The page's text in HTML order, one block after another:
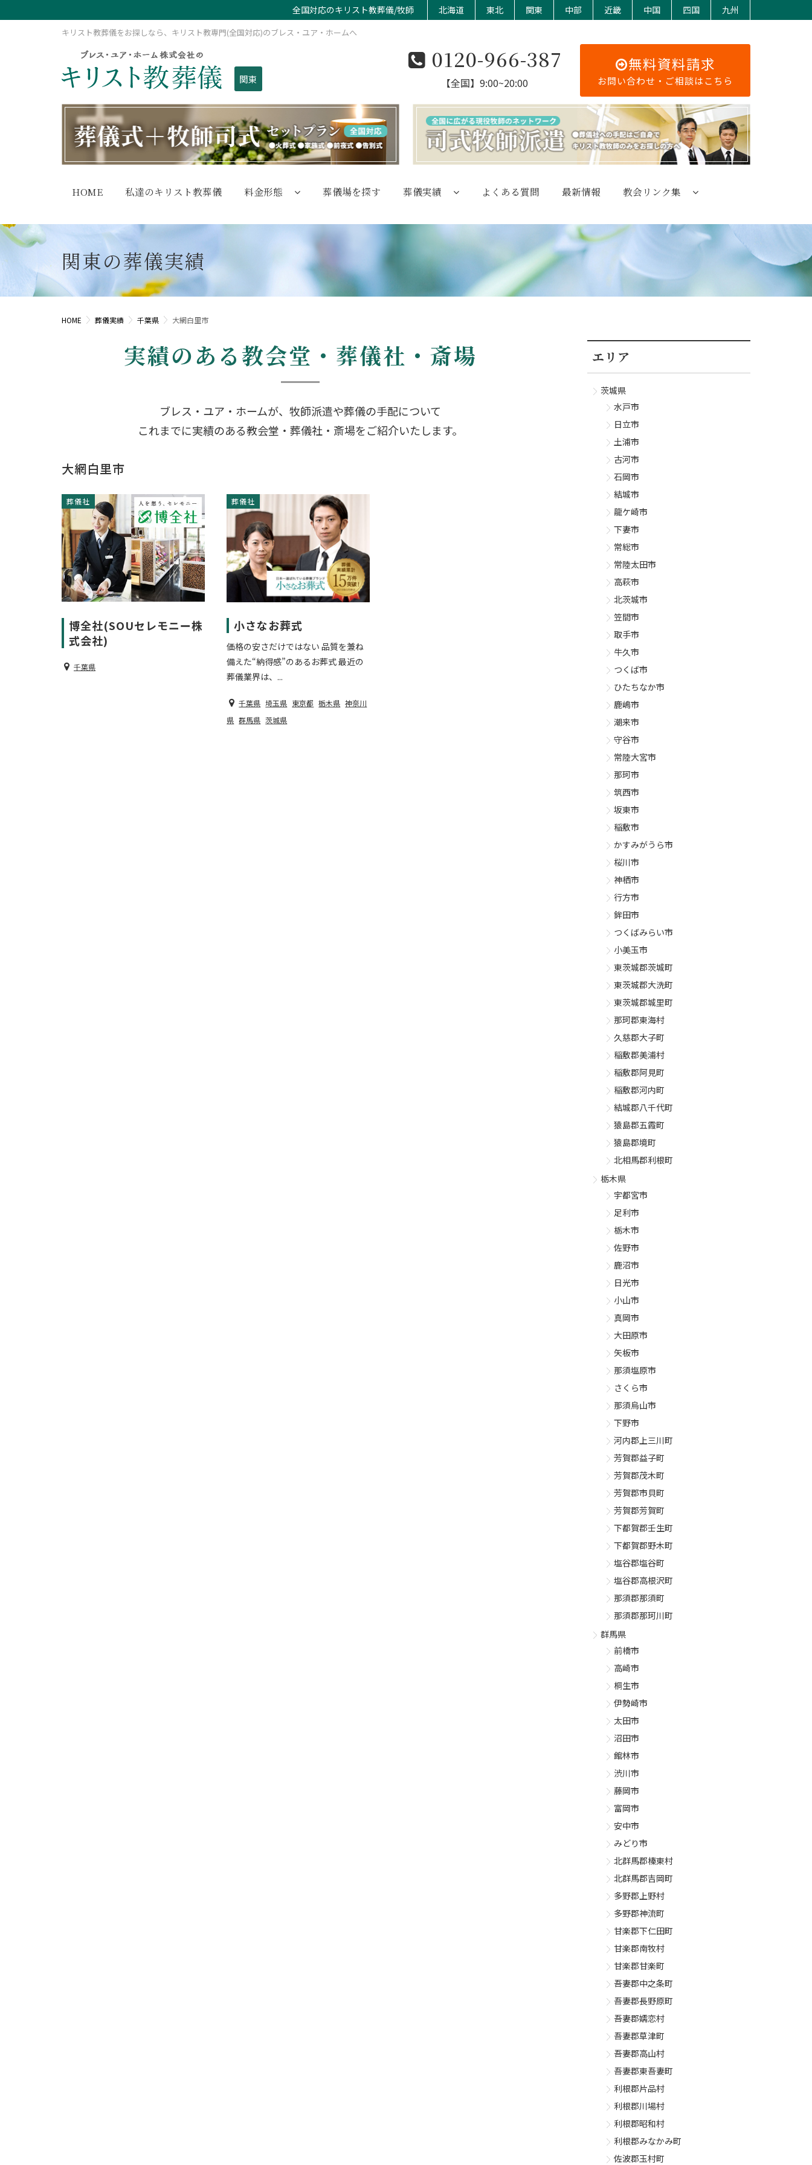
全国対応のキリスト教葬儀/牧師 北海道 東北 関東 中部 近畿 中国 四国 九州
キリスト教葬儀をお探しなら、キリスト教専門(全国対応)のブレス・ユア・ホームへ
関東
無料資料請求
お問い合わせ・ご相談はこちら
0120-966-387
【全国】9:00~20:00
HOME 私達のキリスト教葬儀 料金形態 葬儀場を探す 葬儀実績 よくある質問 最新情報 教会リンク集
関東の葬儀実績
HOME 葬儀実績 千葉県 大網白里市
実績のある教会堂・葬儀社・斎場
ブレス・ユア・ホームが、牧師派遣や葬儀の手配について
これまでに実績のある教会堂・葬儀社・斎場をご紹介いたします。
大網白里市
葬儀社
博全社(SOUセレモニー株
式会社)
千葉県
葬儀社
小さなお葬式
価格の安さだけではない 品質を兼ね
備えた“納得感”のあるお葬式 最近の
葬儀業界は、...
千葉県 埼玉県 東京都 栃木県 神奈川
県 群馬県 茨城県
エリア
茨城県
水戸市
日立市
土浦市
古河市
石岡市
結城市
龍ケ崎市
下妻市
常総市
常陸太田市
高萩市
北茨城市
笠間市
取手市
牛久市
つくば市
ひたちなか市
鹿嶋市
潮来市
守谷市
常陸大宮市
那珂市
筑西市
坂東市
稲敷市
かすみがうら市
桜川市
神栖市
行方市
鉾田市
つくばみらい市
小美玉市
東茨城郡茨城町
東茨城郡大洗町
東茨城郡城里町
那珂郡東海村
久慈郡大子町
稲敷郡美浦村
稲敷郡阿見町
稲敷郡河内町
結城郡八千代町
猿島郡五霞町
猿島郡境町
北相馬郡利根町
栃木県
宇都宮市
足利市
栃木市
佐野市
鹿沼市
日光市
小山市
真岡市
大田原市
矢板市
那須塩原市
さくら市
那須烏山市
下野市
河内郡上三川町
芳賀郡益子町
芳賀郡茂木町
芳賀郡市貝町
芳賀郡芳賀町
下都賀郡壬生町
下都賀郡野木町
塩谷郡塩谷町
塩谷郡高根沢町
那須郡那須町
那須郡那珂川町
群馬県
前橋市
高崎市
桐生市
伊勢崎市
太田市
沼田市
館林市
渋川市
藤岡市
富岡市
安中市
みどり市
北群馬郡榛東村
北群馬郡吉岡町
多野郡上野村
多野郡神流町
甘楽郡下仁田町
甘楽郡南牧村
甘楽郡甘楽町
吾妻郡中之条町
吾妻郡長野原町
吾妻郡嬬恋村
吾妻郡草津町
吾妻郡高山村
吾妻郡東吾妻町
利根郡片品村
利根郡川場村
利根郡昭和村
利根郡みなかみ町
佐波郡玉村町